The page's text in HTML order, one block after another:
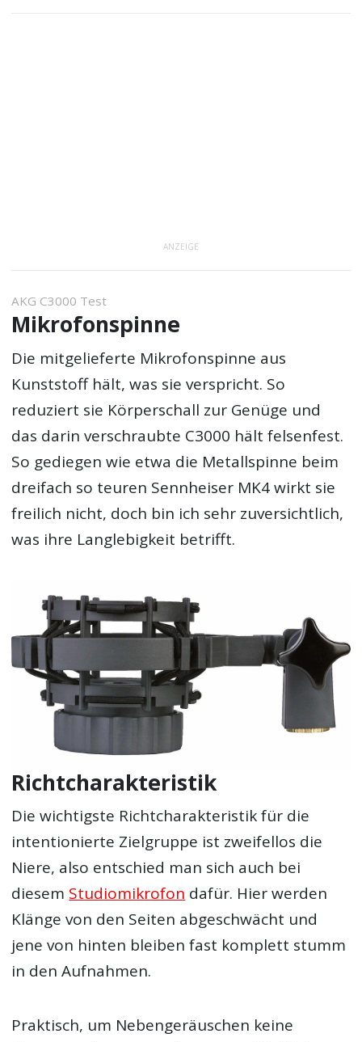
ANZEIGE
AKG C3000 Test
Mikrofonspinne
Die mitgelieferte Mikrofonspinne aus
Kunststoff hält, was sie verspricht. So
reduziert sie Körperschall zur Genüge und
das darin verschraubte C3000 hält felsenfest.
So gediegen wie etwa die Metallspinne beim
dreifach so teuren Sennheiser MK4 wirkt sie
freilich nicht, doch bin ich sehr zuversichtlich,
was ihre Langlebigkeit betrifft.
Richtcharakteristik
Die wichtigste Richtcharakteristik für die
intentionierte Zielgruppe ist zweifellos die
Niere, also entschied man sich auch bei
diesem Studiomikrofon dafür. Hier werden
Klänge von den Seiten abgeschwächt und
jene von hinten bleiben fast komplett stumm
in den Aufnahmen.
Praktisch, um Nebengeräuschen keine